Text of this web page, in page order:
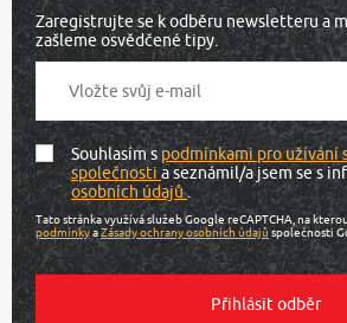
Zaregistrujte se k odběru newsletteru a
zašleme osvědčené tipy.
Souhlasím spodmínkami pro užívání
společnostia seznámil/a jsem se s
osobních údajů.
Tato stránka využívá služeb Google reCAPTCHA, na
podmínkyaZásady ochrany osobních údajů společnosti